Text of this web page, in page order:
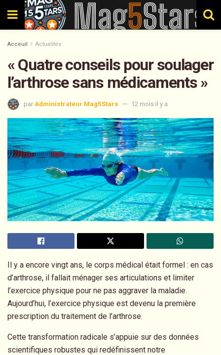
Acceuil Actualités
« Quatre conseils pour soulager
l’arthrose sans médicaments »
par Administrateur Mag5Stars 12 mois il y a
Il y a encore vingt ans, le corps médical était formel : en cas
d’arthrose, il fallait ménager ses articulations et limiter
l’exercice physique pour ne pas aggraver la maladie.
Aujourd’hui, l’exercice physique est devenu la première
prescription du traitement de l’arthrose.
Cette transformation radicale s’appuie sur des données
scientifiques robustes qui redéfinissent notre